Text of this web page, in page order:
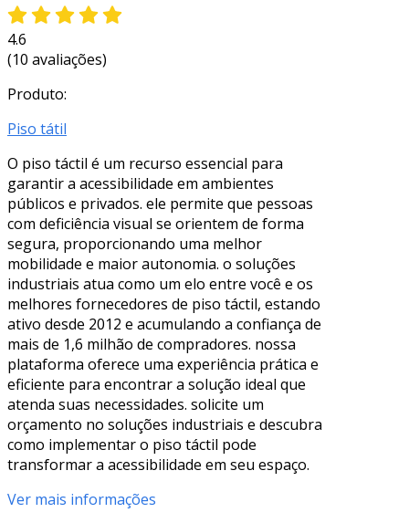
4.6
(10 avaliações)
Produto:
Piso tátil
O piso táctil é um recurso essencial para
garantir a acessibilidade em ambientes
públicos e privados. ele permite que pessoas
com deficiência visual se orientem de forma
segura, proporcionando uma melhor
mobilidade e maior autonomia. o soluções
industriais atua como um elo entre você e os
melhores fornecedores de piso táctil, estando
ativo desde 2012 e acumulando a confiança de
mais de 1,6 milhão de compradores. nossa
plataforma oferece uma experiência prática e
eficiente para encontrar a solução ideal que
atenda suas necessidades. solicite um
orçamento no soluções industriais e descubra
como implementar o piso táctil pode
transformar a acessibilidade em seu espaço.
Ver mais informações